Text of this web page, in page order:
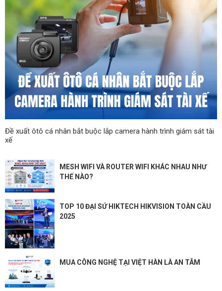
Đề xuất ôtô cá nhân bắt buộc lắp camera hành trình giám sát tài
xế
MESH WIFI VÀ ROUTER WIFI KHÁC NHAU NHƯ
THẾ NÀO?
TOP 10 ĐẠI SỨ HIKTECH HIKVISION TOÀN CẦU
2025
MUA CÔNG NGHỆ TẠI VIỆT HÀN LÀ AN TÂM